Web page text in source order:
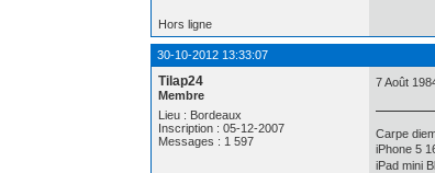
Hors ligne
30-10-2012 13:33:07
Tilap24
Membre
Lieu : Bordeaux
Inscription : 05-12-2007
Messages : 1 597
7 Août
Carpe
iPhone 5
iPad mini